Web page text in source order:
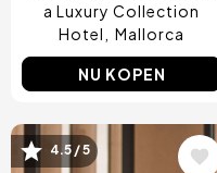
a Luxury Collection
Hotel
Mallorca
NU KOPEN
Afbeelding
4.5 / 5